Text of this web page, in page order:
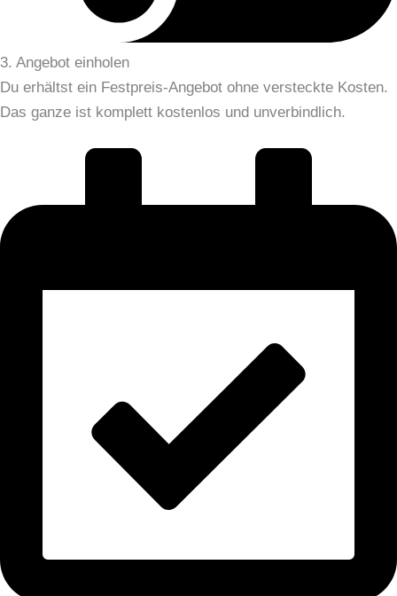
3. Angebot einholen
Du erhältst ein Festpreis-Angebot ohne versteckte Kosten.
Das ganze ist komplett kostenlos und unverbindlich.